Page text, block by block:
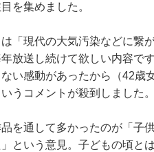
を集めました。
「現代の大気汚染などに繋
放送し続けて欲しい内容で
い感動があったから（42歳
うコメントが殺到しました。
を通して多かったのが「子
という意見。子どもの頃と